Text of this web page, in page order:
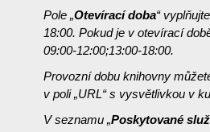
Pole „Otevírací doba“
18:00. Pokud je v otevírací
09:00-12:00;13:00-18:00.
Provozní dobu knihovny
v poli „URL“ s vysvětlivkou v
V seznamu „Poskytované